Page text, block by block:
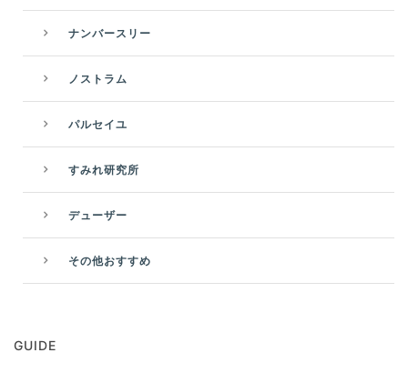
ナンバースリー
ノストラム
パルセイユ
すみれ研究所
デューザー
その他おすすめ
GUIDE